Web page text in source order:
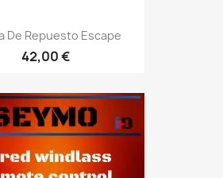
De Repuesto Escape
42,00 €